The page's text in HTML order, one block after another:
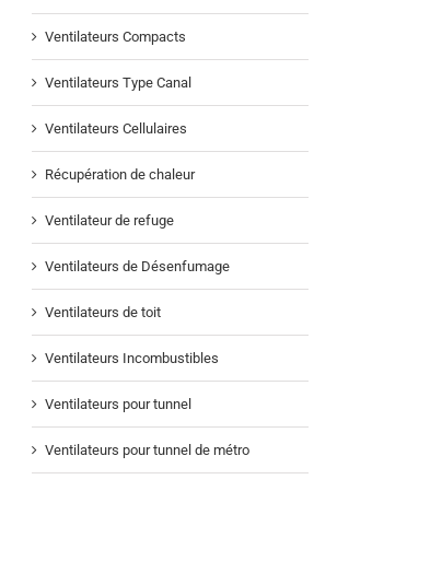
Ventilateurs Compacts
Ventilateurs Type Canal
Ventilateurs Cellulaires
Récupération de chaleur
Ventilateur de refuge
Ventilateurs de Désenfumage
Ventilateurs de toit
Ventilateurs Incombustibles
Ventilateurs pour tunnel
Ventilateurs pour tunnel de métro